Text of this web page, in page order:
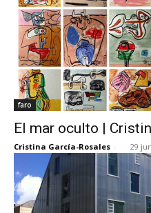
faro
El mar oculto |
Cristina García-Rosales - 29